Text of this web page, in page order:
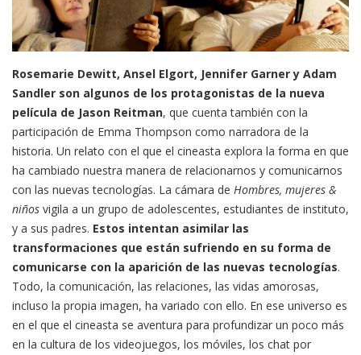
Rosemarie Dewitt, Ansel Elgort, Jennifer Garner y Adam
Sandler son algunos de los protagonistas de la nueva
película de Jason Reitman, que cuenta también con la
participación de Emma Thompson como narradora de la
historia. Un relato con el que el cineasta explora la forma en que
ha cambiado nuestra manera de relacionarnos y comunicarnos
con las nuevas tecnologías. La cámara de Hombres, mujeres &
niños vigila a un grupo de adolescentes, estudiantes de instituto,
y a sus padres. Estos intentan asimilar las
transformaciones que están sufriendo en su forma de
comunicarse con la aparición de las nuevas tecnologías.
Todo, la comunicación, las relaciones, las vidas amorosas,
incluso la propia imagen, ha variado con ello. En ese universo es
en el que el cineasta se aventura para profundizar un poco más
en la cultura de los videojuegos, los móviles, los chat por